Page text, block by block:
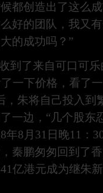
都创造出了这么
好的团队，我又
的成功吗？”
到了来自可口可
一下价格，看了
，朱将自己投入到
一边，“几个股东
年8月31日晚11：
秦鹏匆匆回到了
亿港元成为继朱